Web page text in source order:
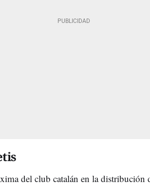
del club catalán en la distribución